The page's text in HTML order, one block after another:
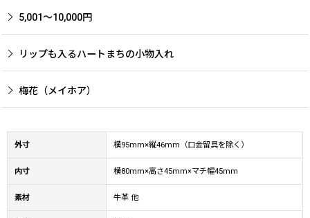
5,001〜10,000円
リップも入るハートまちの小物入れ
梅花（メイホア）
外寸 横95mm×縦46mm（口金留具を除く）
内寸 横80mm×高さ45mm×マチ幅45mm
素材 牛革 他